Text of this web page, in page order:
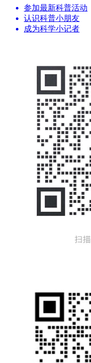
参加最新科普活动
认识科普小朋友
成为科学小记者